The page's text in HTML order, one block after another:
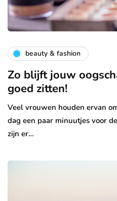
beauty & fashion
Zo blijft jouw
goed zitten!
Veel vrouwen houden ervan
dag een paar minuutjes voor
zijn er…